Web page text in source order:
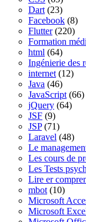
Dart (23)
Facebook (8)
Flutter(220)
Formation
html (64)
Ingénierie des
internet (12)
Java (46)
JavaScript (66)
jQuery (64)
JSF (9)
JSP(71)
Laravel (48)
Le
Les cours de
Les Tests
Lire er
mbot (10)
Microsoft
Microsoft